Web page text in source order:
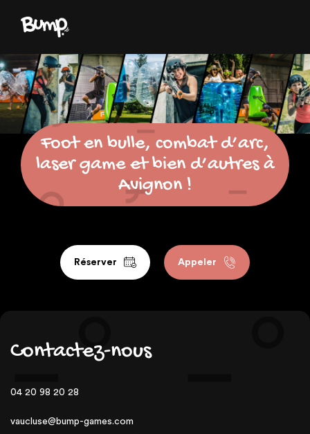
Foot en bulle, combat d’arc,
laser game et bien d’autres à
Avignon !
Réserver Appeler
Contactez-nous
04 20 98 20 28
vaucluse@bump-games.com